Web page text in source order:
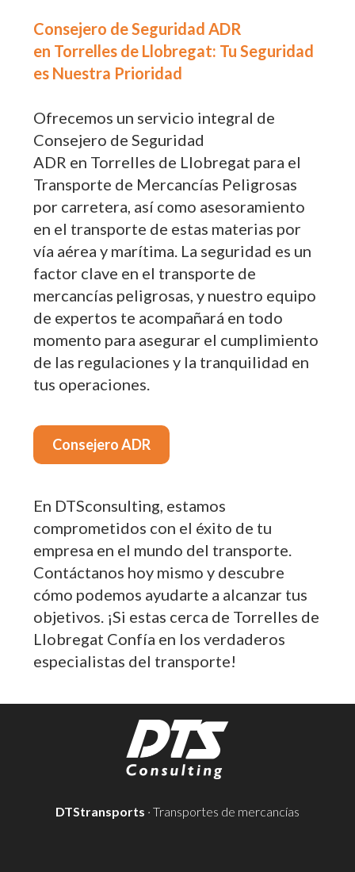
Consejero de Seguridad ADR
en Torrelles de Llobregat: Tu Seguridad
es Nuestra Prioridad
Ofrecemos un servicio integral de
Consejero de Seguridad
ADR en Torrelles de Llobregat para el
Transporte de Mercancías Peligrosas
por carretera, así como asesoramiento
en el transporte de estas materias por
vía aérea y marítima. La seguridad es un
factor clave en el transporte de
mercancías peligrosas, y nuestro equipo
de expertos te acompañará en todo
momento para asegurar el cumplimiento
de las regulaciones y la tranquilidad en
tus operaciones.
Consejero ADR
En DTSconsulting, estamos
comprometidos con el éxito de tu
empresa en el mundo del transporte.
Contáctanos hoy mismo y descubre
cómo podemos ayudarte a alcanzar tus
objetivos. ¡Si estas cerca de Torrelles de
Llobregat Confía en los verdaderos
especialistas del transporte!
DTStransports · Transportes de mercancías